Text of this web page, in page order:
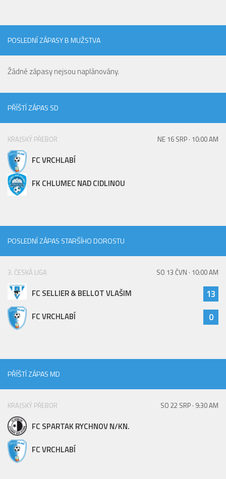
Hráči
Rozpis zápasů
Realizační tým
Mladší přípravka
Zápasy
Realizační tým
Vzkazy
Bazárek
POSLEDNÍ ZÁPASY B MUŽSTVA
Žádné zápasy nejsou naplánovány.
PŘÍŠTÍ ZÁPAS SD
KRAJSKÝ PŘEBOR NE 16 SRP · 10:00 AM
FC VRCHLABÍ
FK CHLUMEC NAD CIDLINOU
POSLEDNÍ ZÁPAS STARŠÍHO DOROSTU
3. ČESKÁ LIGA SO 13 ČVN · 10:00 AM
FC SELLIER & BELLOT VLAŠIM 13
FC VRCHLABÍ 0
PŘÍŠTÍ ZÁPAS MD
KRAJSKÝ PŘEBOR SO 22 SRP · 9:30 AM
FC SPARTAK RYCHNOV N/KN.
FC VRCHLABÍ